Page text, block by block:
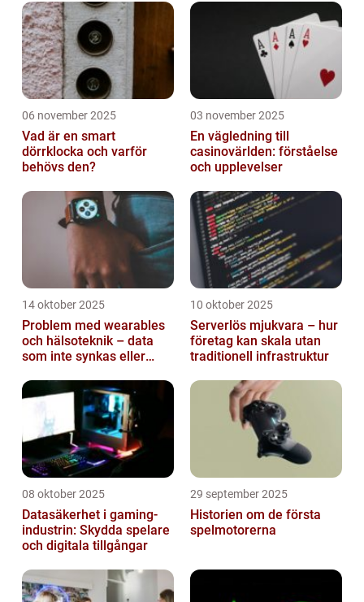
06 november 2025
Vad är en smart
dörrklocka och varför
behövs den?
03 november 2025
En vägledning till
casinovärlden: förståelse
och upplevelser
14 oktober 2025
Problem med wearables
och hälsoteknik – data
som inte synkas eller
10 oktober 2025
Serverlös mjukvara – hur
företag kan skala utan
traditionell infrastruktur
08 oktober 2025
Datasäkerhet i gaming-
industrin: Skydda spelare
och digitala tillgångar
29 september 2025
Historien om de första
spelmotorerna